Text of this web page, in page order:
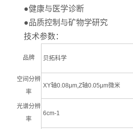
●健康与医学诊断
●品质控制与矿物学研究
技术参数：
品牌 贝拓科学
空间分辨
率
XY轴0.08μm,Z轴0.05μm微米
光谱分辨
率
6cm-1